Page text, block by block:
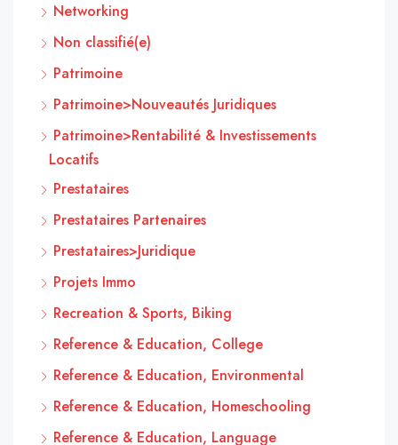
Networking
Non classifié(e)
Patrimoine
Patrimoine>Nouveautés Juridiques
Patrimoine>Rentabilité & Investissements
Locatifs
Prestataires
Prestataires Partenaires
Prestataires>Juridique
Projets Immo
Recreation & Sports, Biking
Reference & Education, College
Reference & Education, Environmental
Reference & Education, Homeschooling
Reference & Education, Language